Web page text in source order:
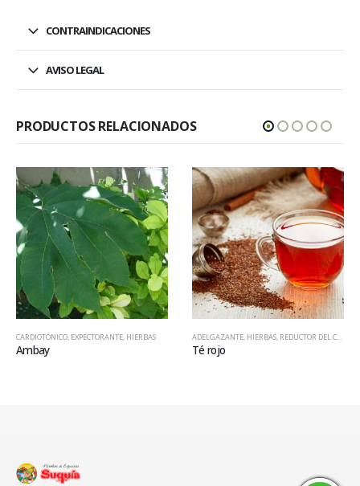
CONTRAINDICACIONES
AVISO LEGAL
PRODUCTOS RELACIONADOS
CARDIOTÓNICO EXPECTORANTE HIERBAS
Ambay
ADELGAZANTE HIERBAS REDUCTOR DEL COLESTEROL
Té rojo